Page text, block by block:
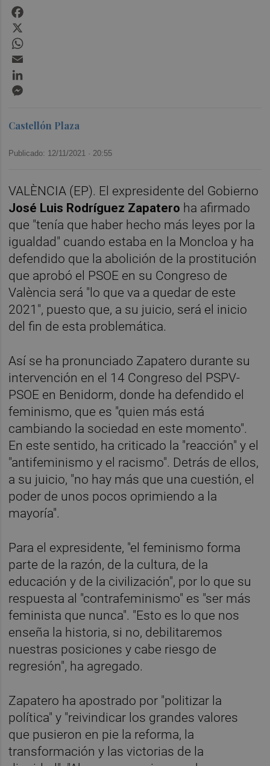
Castellón Plaza
Publicado: 12/11/2021 · 20:55
VALÈNCIA (EP). El expresidente del Gobierno
José Luis Rodríguez Zapatero ha afirmado
que "tenía que haber hecho más leyes por la
igualdad" cuando estaba en la Moncloa y ha
defendido que la abolición de la prostitución
que aprobó el PSOE en su Congreso de
València será "lo que va a quedar de este
2021", puesto que, a su juicio, será el inicio
del fin de esta problemática.
Así se ha pronunciado Zapatero durante su
intervención en el 14 Congreso del PSPV-
PSOE en Benidorm, donde ha defendido el
feminismo, que es "quien más está
cambiando la sociedad en este momento".
En este sentido, ha criticado la "reacción" y el
"antifeminismo y el racismo". Detrás de ellos,
a su juicio, "no hay más que una cuestión, el
poder de unos pocos oprimiendo a la
mayoría".
Para el expresidente, "el feminismo forma
parte de la razón, de la cultura, de la
educación y de la civilización", por lo que su
respuesta al "contrafeminismo" es "ser más
feminista que nunca". "Esto es lo que nos
enseña la historia, si no, debilitaremos
nuestras posiciones y cabe riesgo de
regresión", ha agregado.
Zapatero ha apostrado por "politizar la
política" y "reivindicar los grandes valores
que pusieron en pie la reforma, la
transformación y las victorias de la